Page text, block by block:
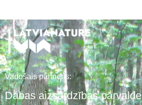
Vadošais partneris:
Dabas aizsardzības pārvalde